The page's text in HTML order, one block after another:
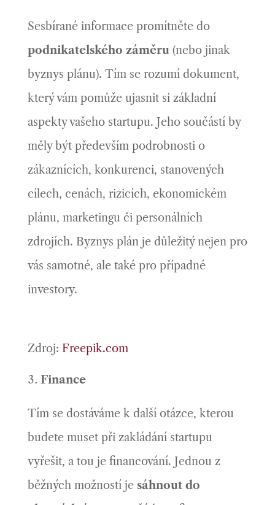
Sesbírané informace promítněte do
podnikatelského záměru(nebo jinak
byznys plánu). Tím se rozumí dokument,
který vám pomůže ujasnit si základní
aspekty vašeho startupu. Jeho součástí by
měly být především podrobnosti o
zákaznících, konkurenci, stanovených
cílech, cenách, rizicích, ekonomickém
plánu, marketingu či personálních
zdrojích. Byznys plán je důležitý nejen pro
vás samotné, ale také pro případné
investory.
Zdroj: Freepik.com
Finance
Tím se dostáváme k další otázce, kterou
budete muset při zakládání startupu
vyřešit, a tou je financování. Jednou z
běžných možností je sáhnout do